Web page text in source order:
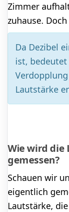
Zimmer
zuhause.
Da Dezibel
ist,
Lautstärke
Wie wird die
gemessen?
Schauen wir
eigentlich
Lautstärke,